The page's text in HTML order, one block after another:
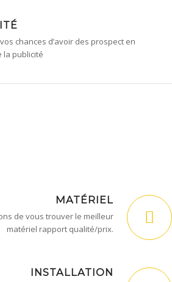
chances d’avoir des prospect en
la publicité
MATÉRIEL
de vous trouver le meilleur
matériel rapport qualité/prix.
INSTALLATION